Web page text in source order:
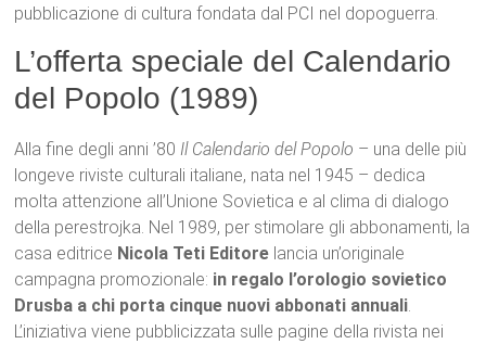
pubblicazione di cultura fondata dal PCI nel dopoguerra.
L’offerta speciale del Calendario
del Popolo (1989)
Alla fine degli anni ’80 Il Calendario del Popolo – una delle più
longeve riviste culturali italiane, nata nel 1945 – dedica
molta attenzione all’Unione Sovietica e al clima di dialogo
della perestrojka. Nel 1989, per stimolare gli abbonamenti, la
casa editrice Nicola Teti Editore lancia un’originale
campagna promozionale: in regalo l’orologio sovietico
Drusba a chi porta cinque nuovi abbonati annuali.
L’iniziativa viene pubblicizzata sulle pagine della rivista nei